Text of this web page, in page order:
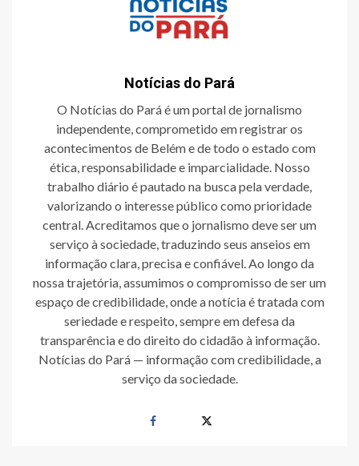
Notícias do Pará
O Notícias do Pará é um portal de jornalismo
independente, comprometido em registrar os
acontecimentos de Belém e de todo o estado com
ética, responsabilidade e imparcialidade. Nosso
trabalho diário é pautado na busca pela verdade,
valorizando o interesse público como prioridade
central. Acreditamos que o jornalismo deve ser um
serviço à sociedade, traduzindo seus anseios em
informação clara, precisa e confiável. Ao longo da
nossa trajetória, assumimos o compromisso de ser um
espaço de credibilidade, onde a notícia é tratada com
seriedade e respeito, sempre em defesa da
transparência e do direito do cidadão à informação.
Notícias do Pará — informação com credibilidade, a
serviço da sociedade.